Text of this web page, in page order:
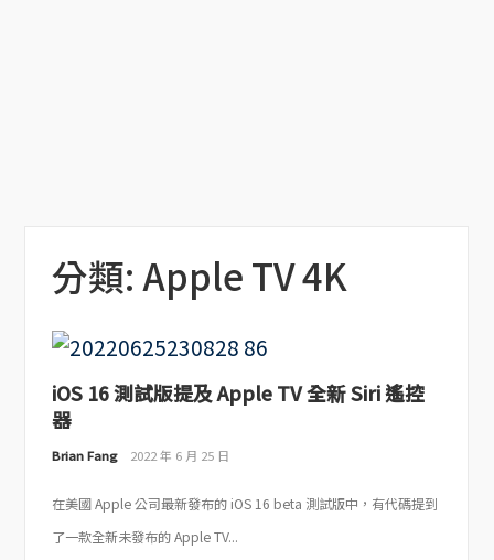
分類: Apple TV 4K
iOS 16 測試版提及 Apple TV 全新 Siri 遙控
器
Brian Fang 2022 年 6 月 25 日
在美國 Apple 公司最新發布的 iOS 16 beta 測試版中，有代碼提到
了一款全新未發布的 Apple TV...